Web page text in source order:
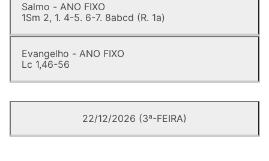
Salmo - ANO FIXO
1Sm 2, 1. 4-5. 6-7. 8abcd (R. 1a)
Evangelho - ANO FIXO
Lc 1,46-56
22/12/2026 (3ª-FEIRA)